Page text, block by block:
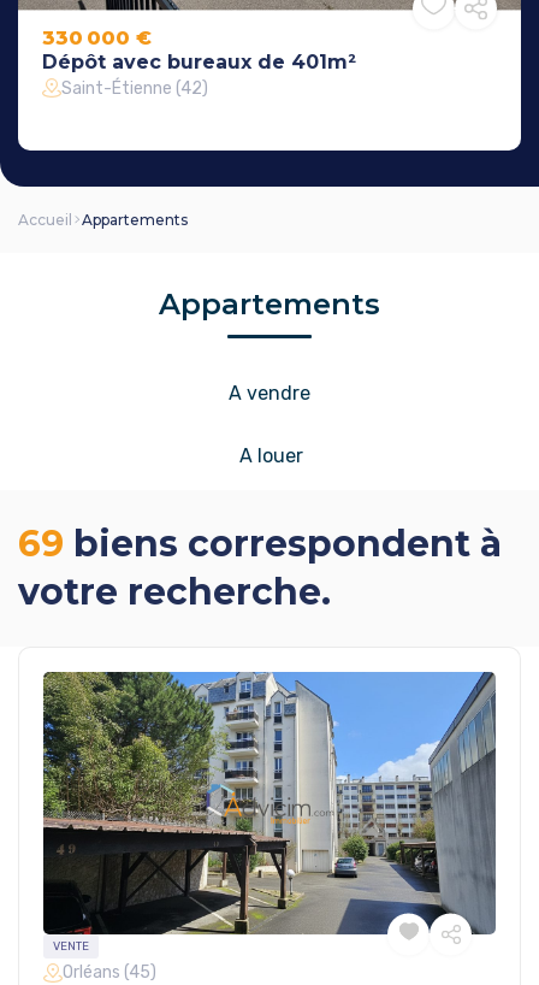
Dépôt avec bureaux de 401m²
330 000 €
Saint-Étienne (42)
Accueil Appartements
Appartements
A vendre
A louer
69 biens correspondent à
votre recherche.
VENTE
Orléans (45)